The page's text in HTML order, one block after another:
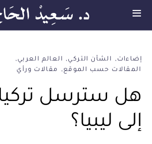
إضاءات الشأن التركي
العالم العربي
المقالات حسب الموقع
مقالات ورأي
هل سترسل تركيا
إلى ليبيا؟